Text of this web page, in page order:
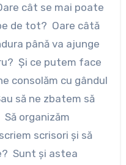
cât se mai poate
de tot? Oare câtă
până va ajunge
Şi ce putem face
consolăm cu gândul
să ne zbatem să
organizăm
scrisori şi să
Sunt şi astea